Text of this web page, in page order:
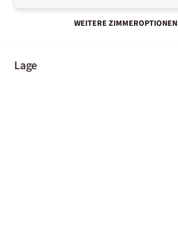
WEITERE ZIMMEROPTIONEN
Lage